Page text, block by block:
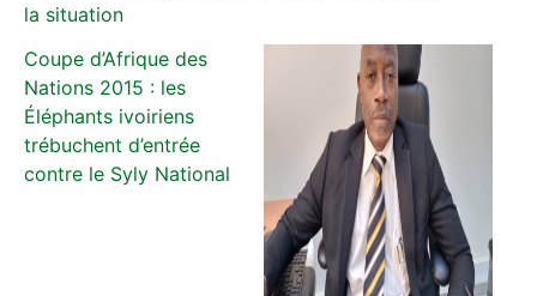
la situation
Coupe d’Afrique des
Nations 2015 : les
Éléphants ivoiriens
trébuchent d’entrée
contre le Syly National